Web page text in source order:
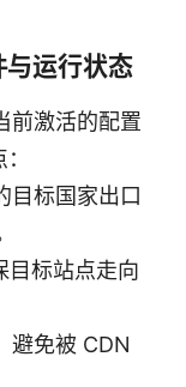
运行状态
前激活的配置
目标国家出口
目标站点走向
避免被 CDN